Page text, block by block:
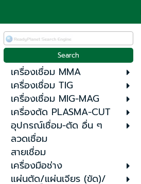
เครื่องเชื่อม MMA
เครื่องเชื่อม TIG
เครื่องเชื่อม MIG-MAG
เครื่องตัด PLASMA-CUT
อุปกรณ์เชื่อม-ตัด อื่น ๆ
ลวดเชื่อม
สายเชื่อม
เครื่องมือช่าง
แผ่นตัด/แผ่นเจียร (ขัด)/